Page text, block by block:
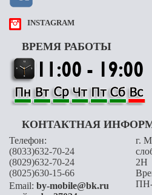
INSTAGRAM
ВРЕМЯ РАБОТЫ
КОНТАКТНАЯ
Телефон:
(8033)632-70-24
(8029)632-70-24
(8025)630-15-66
Email: by-mobile@bk.ru
г.
2H